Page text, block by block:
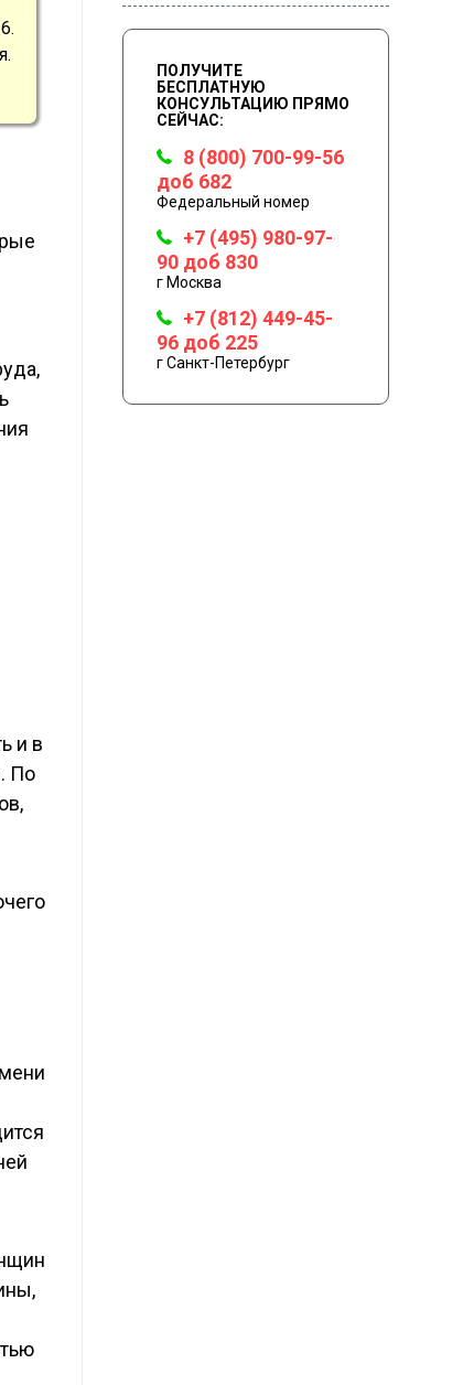
и в
По
ПОЛУЧИТЕ
БЕСПЛАТНУЮ
КОНСУЛЬТАЦИЮ ПРЯМО
СЕЙЧАС:
8 (800) 700-99-56
доб 682
Федеральный номер
+7 (495) 980-97-
90 доб 830
г Москва
+7 (812) 449-45-
96 доб 225
г Санкт-Петербург